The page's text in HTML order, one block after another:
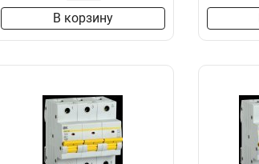
В корзину